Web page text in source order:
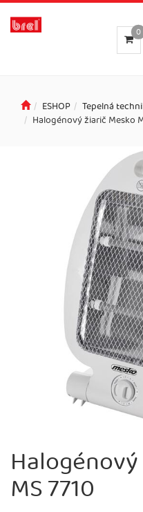
0
ESHOP Tepelná
Halogénový žiarič Mesko
MS 7710